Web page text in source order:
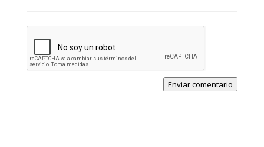
Enviar comentario